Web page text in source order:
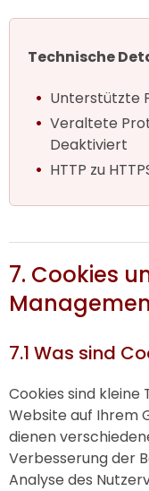
Technische
Unterstützte
Veraltete
Deaktiviert
HTTP zu
7. Cookies
7.1 Was sind
Cookies sind kleine
Website auf Ihrem
dienen
Verbesserung der
Analyse des